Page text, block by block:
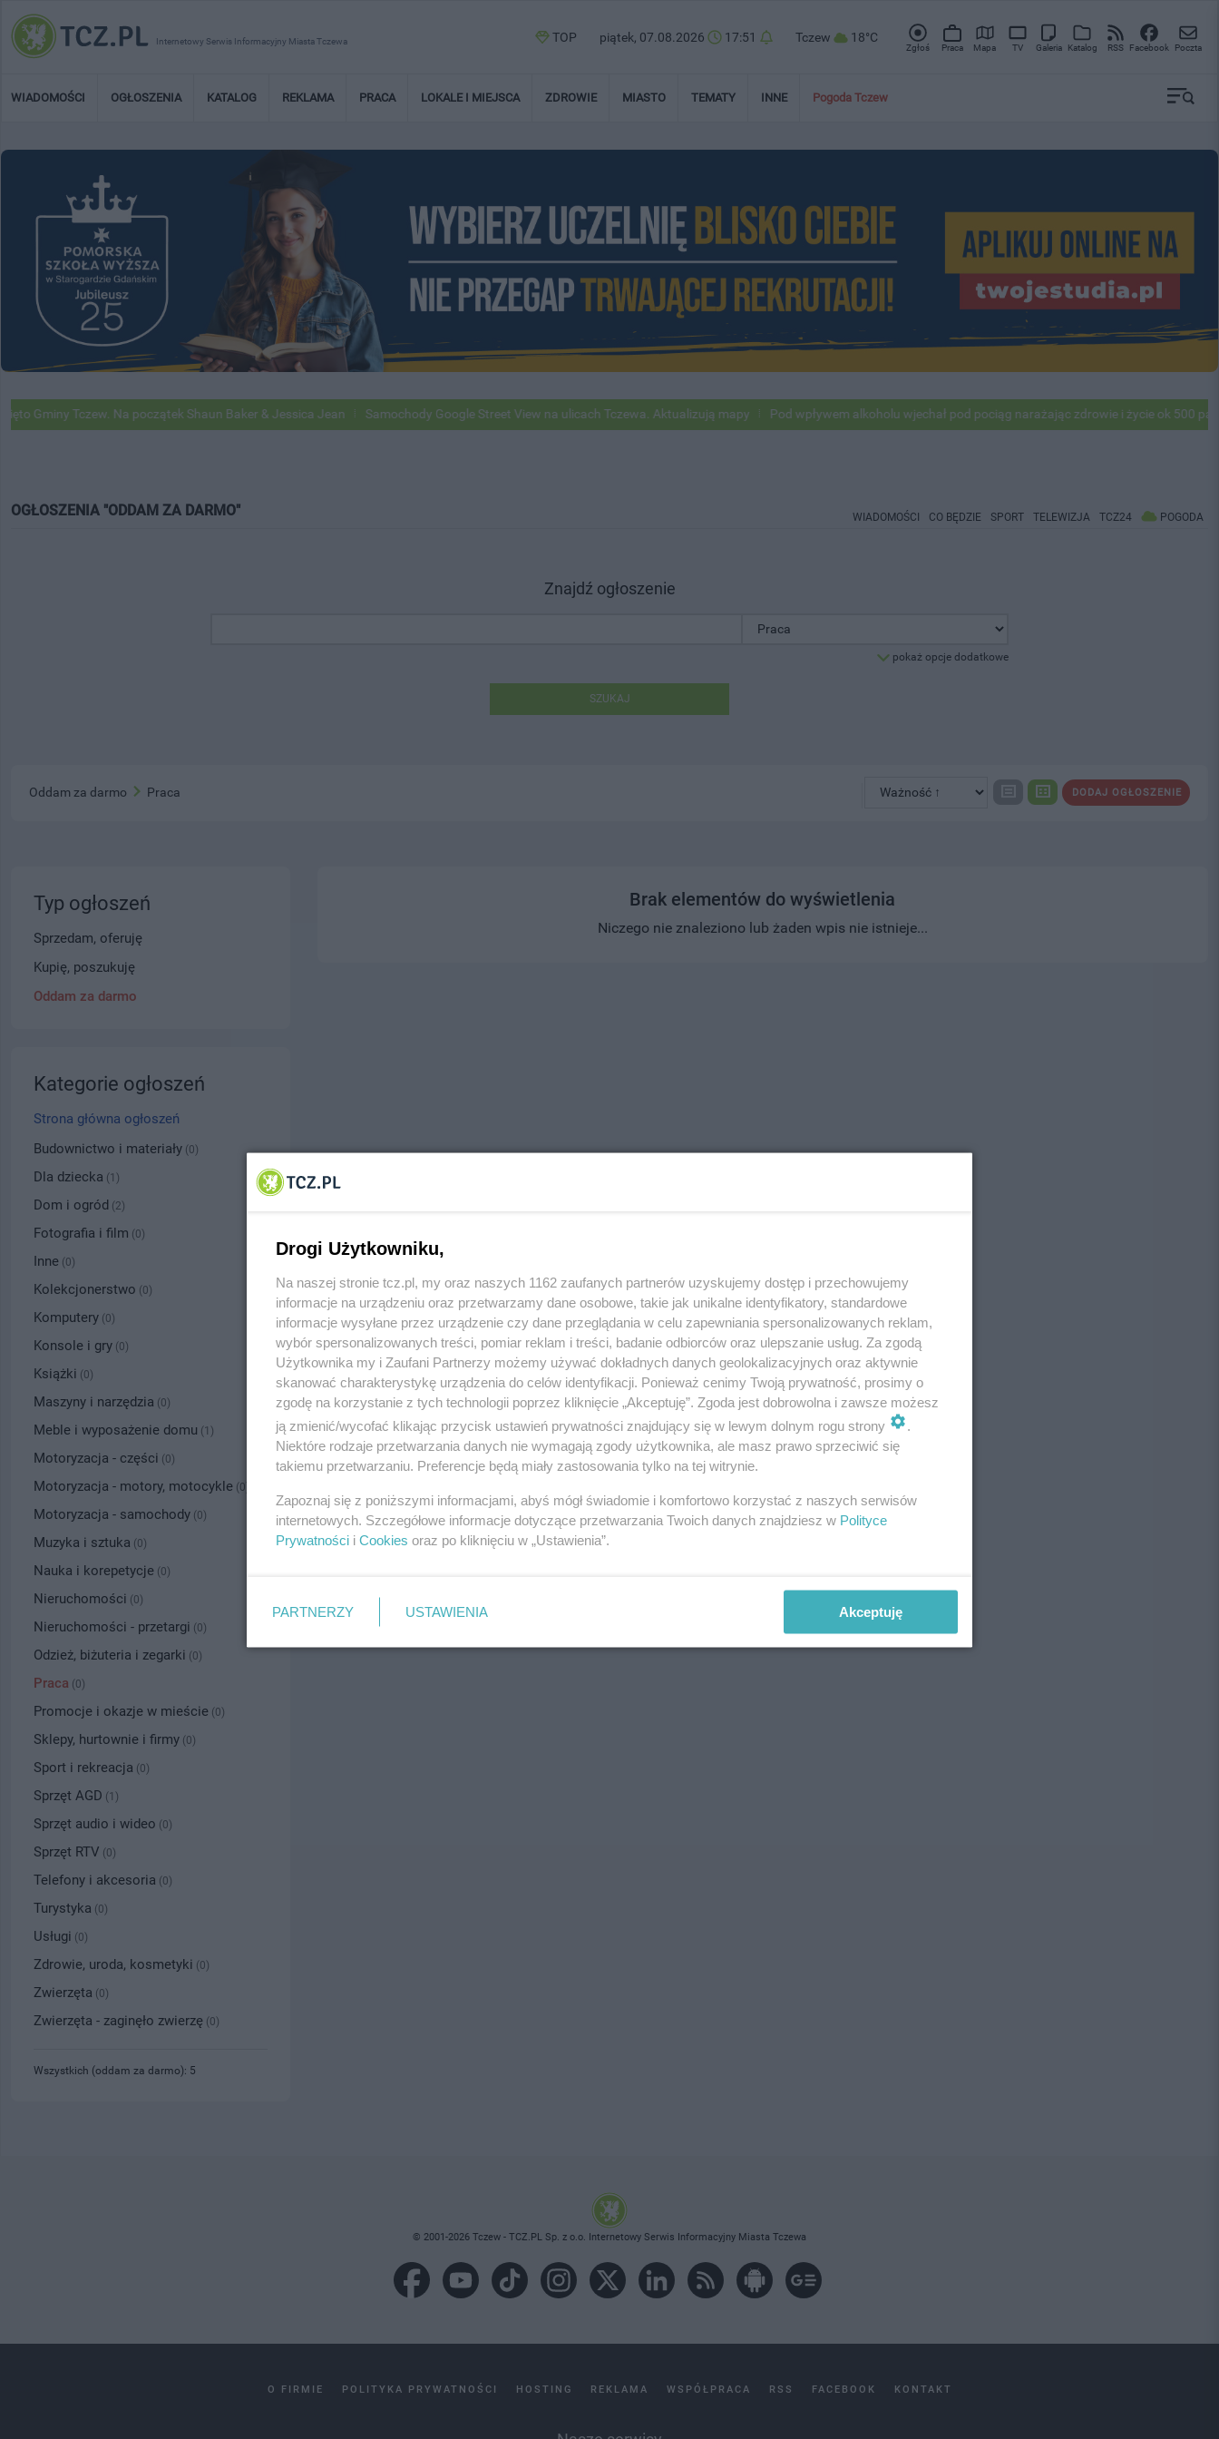
Internetowy Serwis Informacyjny Miasta Tczewa TOP piątek, 07.08.2026 17:51 Tczew 18°C
Zgłoś Praca Mapa TV Galeria Katalog RSS Facebook Poczta
WIADOMOŚCI OGŁOSZENIA KATALOG REKLAMA PRACA LOKALE I MIEJSCA ZDROWIE MIASTO TEMATY INNE Pogoda Tczew
Tczew. Na początek Shaun Baker & Jessica Jean Samochody Google Street View na ulicach Tczewa. Aktualizują mapy Pod wpływem alkoholu wjechał pod pociąg narażając zdrowie i życie ok 500
OGŁOSZENIA "ODDAM ZA DARMO" WIADOMOŚCI CO BĘDZIE SPORT TELEWIZJA TCZ24 POGODA
Znajdź ogłoszenie
pokaż opcje dodatkowe
SZUKAJ
DODAJ OGŁOSZENIE
Oddam za darmo Praca
Brak elementów do wyświetlenia
Niczego nie znaleziono lub żaden wpis nie istnieje...
Typ ogłoszeń
Sprzedam, oferuję
Kupię, poszukuję
Oddam za darmo
Kategorie ogłoszeń
Strona główna ogłoszeń
Budownictwo i materiały (0)
Dla dziecka (1)
Dom i ogród (2)
Fotografia i film (0)
Inne (0)
Kolekcjonerstwo (0)
Komputery (0)
Konsole i gry (0)
Książki (0)
Maszyny i narzędzia (0)
Meble i wyposażenie domu (1)
Motoryzacja - części (0)
Motoryzacja - motory, motocykle (0)
Motoryzacja - samochody (0)
Muzyka i sztuka (0)
Nauka i korepetycje (0)
Nieruchomości (0)
Nieruchomości - przetargi (0)
Odzież, biżuteria i zegarki (0)
Praca (0)
Promocje i okazje w mieście (0)
Sklepy, hurtownie i firmy (0)
Sport i rekreacja (0)
Sprzęt AGD (1)
Sprzęt audio i wideo (0)
Sprzęt RTV (0)
Telefony i akcesoria (0)
Turystyka (0)
Usługi (0)
Zdrowie, uroda, kosmetyki (0)
Zwierzęta (0)
Zwierzęta - zaginęło zwierzę (0)
Wszystkich (oddam za darmo): 5
© 2001-2026 Tczew - TCZ.PL Sp. z o.o. Internetowy Serwis Informacyjny Miasta Tczewa
O FIRMIE POLITYKA PRYWATNOŚCI HOSTING REKLAMA WSPÓŁPRACA RSS FACEBOOK KONTAKT
Drogi Użytkowniku,
Na naszej stronie tcz.pl, my oraz naszych 1162 zaufanych partnerów uzyskujemy dostęp i przechowujemy
informacje na urządzeniu oraz przetwarzamy dane osobowe, takie jak unikalne identyfikatory, standardowe
informacje wysyłane przez urządzenie czy dane przeglądania w celu zapewniania spersonalizowanych reklam,
wybór spersonalizowanych treści, pomiar reklam i treści, badanie odbiorców oraz ulepszanie usług. Za zgodą
Użytkownika my i Zaufani Partnerzy możemy używać dokładnych danych geolokalizacyjnych oraz aktywnie
skanować charakterystykę urządzenia do celów identyfikacji. Ponieważ cenimy Twoją prywatność, prosimy o
zgodę na korzystanie z tych technologii poprzez kliknięcie „Akceptuję”. Zgoda jest dobrowolna i zawsze możesz
ją zmienić/wycofać klikając przycisk ustawień prywatności znajdujący się w lewym dolnym rogu strony
Niektóre rodzaje przetwarzania danych nie wymagają zgody użytkownika, ale masz prawo sprzeciwić się
takiemu przetwarzaniu. Preferencje będą miały zastosowania tylko na tej witrynie.
Zapoznaj się z poniższymi informacjami, abyś mógł świadomie i komfortowo korzystać z naszych serwisów
internetowych. Szczegółowe informacje dotyczące przetwarzania Twoich danych znajdziesz w Polityce
Prywatności i Cookies oraz po kliknięciu w „Ustawienia”.
PARTNERZY USTAWIENIA Akceptuję